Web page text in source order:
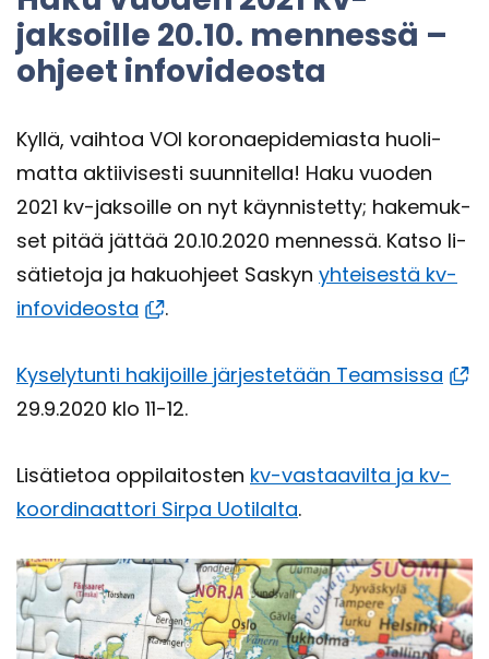
jaksoille 20.10. men­nes­sä –
oh­jeet in­fo­vi­deos­ta
Kyllä, vaih­toa VOI ko­ro­nae­pi­de­mias­ta huo­li­
mat­ta ak­tii­vi­ses­ti suun­ni­tel­la! Haku vuo­den
2021 kv-​jaksoille on nyt käyn­nis­tet­ty; ha­ke­muk­
set pitää jät­tää 20.10.2020 men­nes­sä. Katso li­
sä­tie­to­ja ja ha­kuoh­jeet Sas­kyn yh­tei­ses­tä kv-​
infovideosta
.
Ky­se­ly­tun­ti ha­ki­joil­le jär­jes­te­tään Team­sis­sa
29.9.2020 klo 11-12.
Li­sä­tie­toa op­pi­lai­tos­ten kv-​vastaavilta ja kv-​
koordinaattori Sirpa Uo­ti­lal­ta.